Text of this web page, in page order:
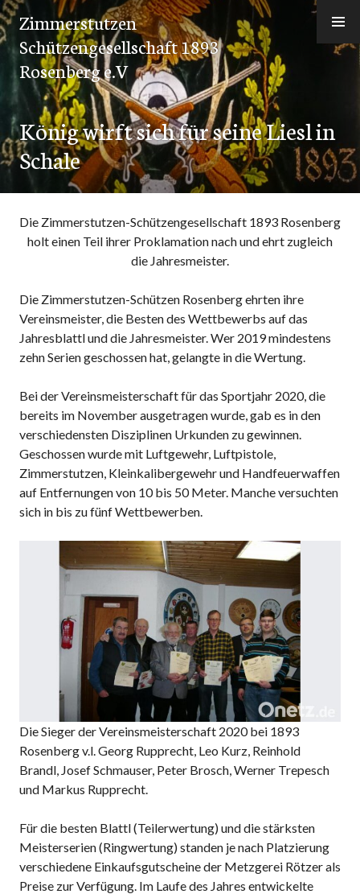
Zum
Inhalt
springen
Zimmerstutzen
Schützengesellschaft 1893
Rosenberg e.V
König wirft sich für seine Liesl in
Schale
Die Zimmerstutzen-Schützengesellschaft 1893 Rosenberg
holt einen Teil ihrer Proklamation nach und ehrt zugleich
die Jahresmeister.
Die Zimmerstutzen-Schützen Rosenberg ehrten ihre
Vereinsmeister, die Besten des Wettbewerbs auf das
Jahresblattl und die Jahresmeister. Wer 2019 mindestens
zehn Serien geschossen hat, gelangte in die Wertung.
Bei der Vereinsmeisterschaft für das Sportjahr 2020, die
bereits im November ausgetragen wurde, gab es in den
verschiedensten Disziplinen Urkunden zu gewinnen.
Geschossen wurde mit Luftgewehr, Luftpistole,
Zimmerstutzen, Kleinkalibergewehr und Handfeuerwaffen
auf Entfernungen von 10 bis 50 Meter. Manche versuchten
sich in bis zu fünf Wettbewerben.
Die Sieger der Vereinsmeisterschaft 2020 bei 1893
Rosenberg v.l. Georg Rupprecht, Leo Kurz, Reinhold
Brandl, Josef Schmauser, Peter Brosch, Werner Trepesch
und Markus Rupprecht.
Für die besten Blattl (Teilerwertung) und die stärksten
Meisterserien (Ringwertung) standen je nach Platzierung
verschiedene Einkaufsgutscheine der Metzgerei Rötzer als
Preise zur Verfügung. Im Laufe des Jahres entwickelte